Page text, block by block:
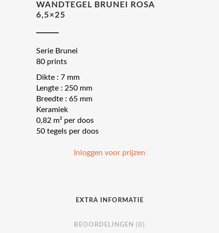
WANDTEGEL BRUNEI ROSA
6,5×25
Serie Brunei
80 prints
Dikte : 7 mm
Lengte : 250 mm
Breedte : 65 mm
Keramiek
0,82 m² per doos
50 tegels per doos
Inloggen voor prijzen
EXTRA INFORMATIE
BEOORDELINGEN (0)